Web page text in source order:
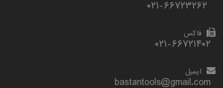
فاکس
۰۲۱-۶۶۷۲۱۴۰۲
ایمیل
bastantools@gmail.com